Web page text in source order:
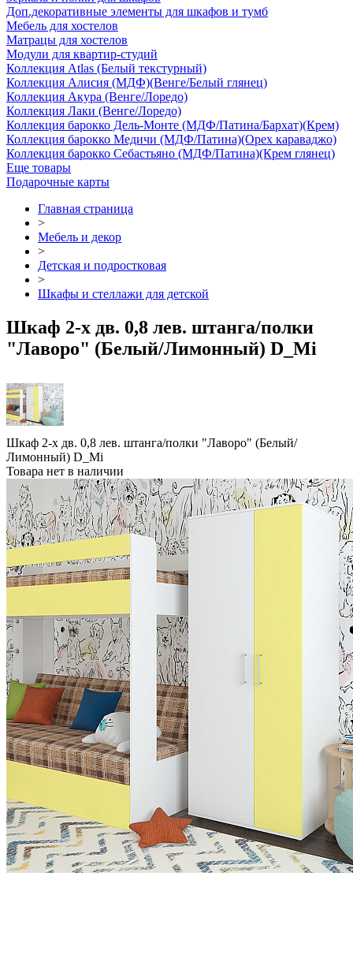
Доп.декоративные элементы для шкафов и тумб
Мебель для хостелов
Матрацы для хостелов
Модули для квартир-студий
Коллекция Atlas (Белый текстурный)
Коллекция Алисия (МДФ)(Венге/Белый глянец)
Коллекция Акура (Венге/Лоредо)
Коллекция Лаки (Венге/Лоредо)
Коллекция барокко Дель-Монте (МДФ/Патина/Бархат)(Крем)
Коллекция барокко Медичи (МДФ/Патина)(Орех караваджо)
Коллекция барокко Себастьяно (МДФ/Патина)(Крем глянец)
Еще товары
Подарочные карты
Главная страница
>
Мебель и декор
>
Детская и подростковая
>
Шкафы и стеллажи для детской
Шкаф 2-х дв. 0,8 лев. штанга/полки
"Лаворо" (Белый/Лимонный) D_Mi
Шкаф 2-х дв. 0,8 лев. штанга/полки "Лаворо" (Белый/
Лимонный) D_Mi
Товара нет в наличии